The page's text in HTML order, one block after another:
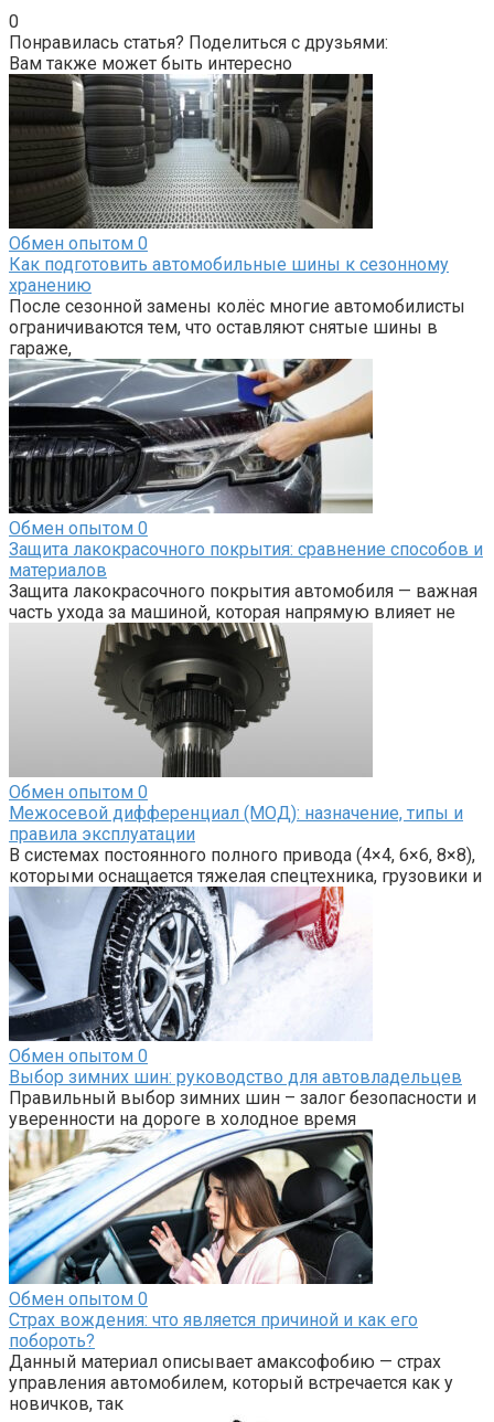
0
Понравилась статья? Поделиться с друзьями:
Вам также может быть интересно
Обмен опытом 0
Как подготовить автомобильные шины к сезонному
хранению
После сезонной замены колёс многие автомобилисты
ограничиваются тем, что оставляют снятые шины в
гараже,
Обмен опытом 0
Защита лакокрасочного покрытия: сравнение способов и
материалов
Защита лакокрасочного покрытия автомобиля — важная
часть ухода за машиной, которая напрямую влияет не
Обмен опытом 0
Межосевой дифференциал (МОД): назначение, типы и
правила эксплуатации
В системах постоянного полного привода (4×4, 6×6, 8×8),
которыми оснащается тяжелая спецтехника, грузовики и
Обмен опытом 0
Выбор зимних шин: руководство для автовладельцев
Правильный выбор зимних шин – залог безопасности и
уверенности на дороге в холодное время
Обмен опытом 0
Страх вождения: что является причиной и как его
побороть?
Данный материал описывает амаксофобию — страх
управления автомобилем, который встречается как у
новичков, так